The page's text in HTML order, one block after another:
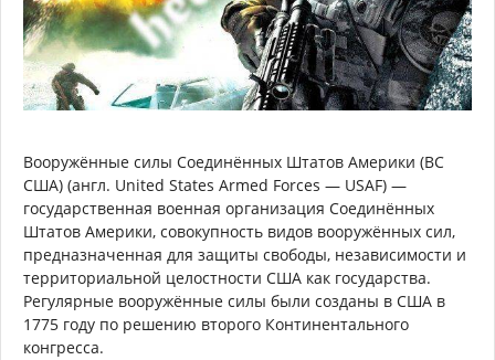
Вооружённые силы Соединённых Штатов Америки (ВС
США) (англ. United States Armed Forces — USAF) —
государственная военная организация Соединённых
Штатов Америки, совокупность видов вооружённых сил,
предназначенная для защиты свободы, независимости и
территориальной целостности США как государства.
Регулярные вооружённые силы были созданы в США в
1775 году по решению второго Континентального
конгресса.